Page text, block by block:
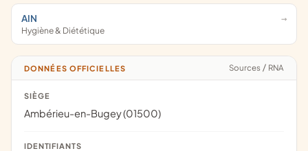
AIN
Hygiène & Diététique
DONNÉES OFFICIELLES Sources / RNA
SIÈGE
Ambérieu-en-Bugey (01500)
IDENTIFIANTS